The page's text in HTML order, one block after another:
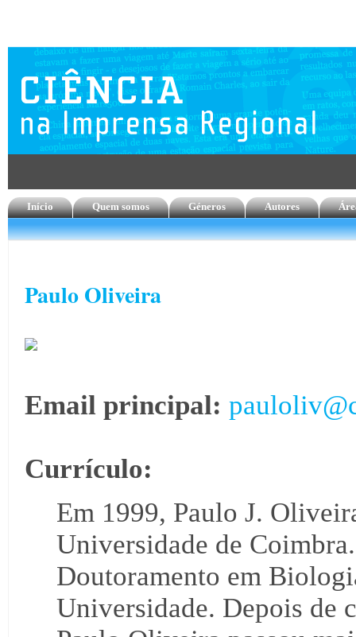
Início Quem somos Géneros Autores
Paulo Oliveira
Email principal:
Currículo:
Em 1999, Paulo J.
Universidade de
Doutoramento em
Universidade. Depois de